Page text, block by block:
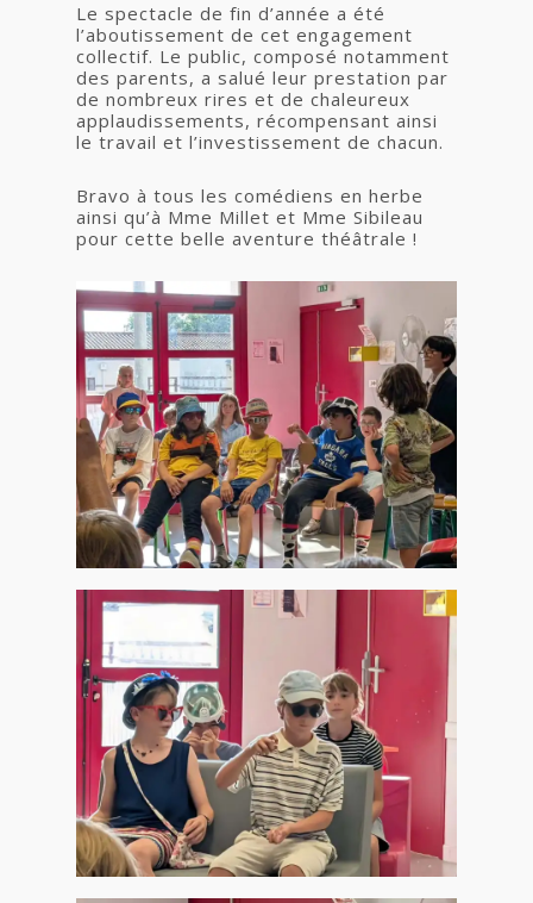
Le spectacle de fin d’année a été
l’aboutissement de cet engagement
collectif. Le public, composé notamment
des parents, a salué leur prestation par
de nombreux rires et de chaleureux
applaudissements, récompensant ainsi
le travail et l’investissement de chacun.
Bravo à tous les comédiens en herbe
ainsi qu’à Mme Millet et Mme Sibileau
pour cette belle aventure théâtrale !